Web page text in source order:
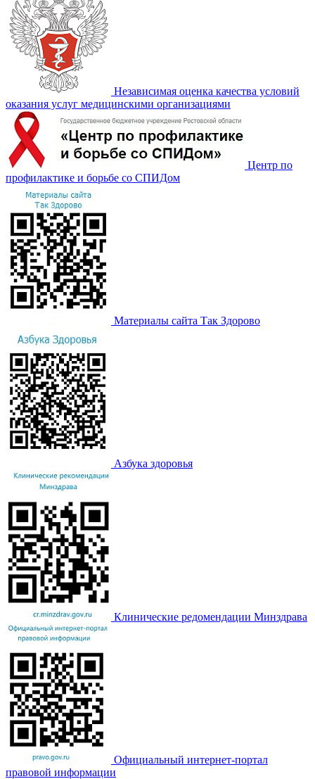
Независимая оценка качества условий
оказания услуг медицинскими организациями
Центр по
профилактике и борьбе со СПИДом
Материалы сайта Так Здорово
Азбука здоровья
Клинические редомендации Минздрава
Официальный интернет-портал
правовой информации